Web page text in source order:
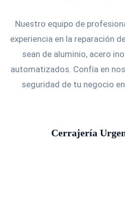
Nuestro equipo de
experiencia en la reparación
sean de aluminio, acero
automatizados. Confía en
seguridad de tu negocio
Cerrajería